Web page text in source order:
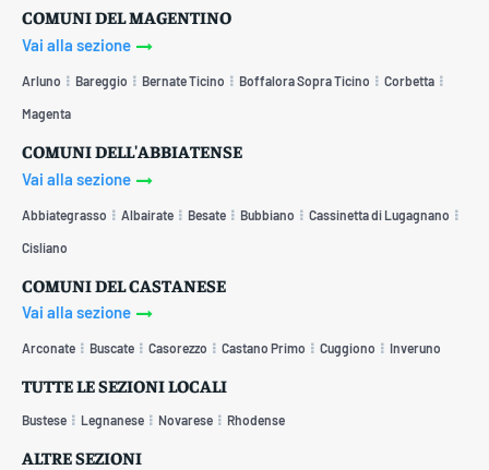
COMUNI DEL MAGENTINO
Vai alla sezione
Arluno Bareggio Bernate Ticino Boffalora Sopra Ticino Corbetta
Magenta
COMUNI DELL'ABBIATENSE
Vai alla sezione
Abbiategrasso Albairate Besate Bubbiano Cassinetta di Lugagnano
Cisliano
COMUNI DEL CASTANESE
Vai alla sezione
Arconate Buscate Casorezzo Castano Primo Cuggiono Inveruno
TUTTE LE SEZIONI LOCALI
Bustese Legnanese Novarese Rhodense
ALTRE SEZIONI